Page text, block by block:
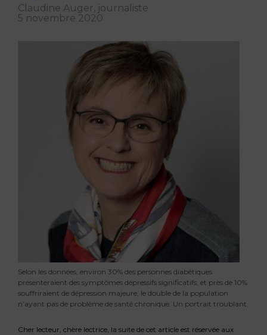
Claudine Auger, journaliste
5 novembre 2020
Selon les données, environ 30% des personnes diabétiques
présenteraient des symptômes dépressifs significatifs, et près de 10%
souffriraient de dépression majeure, le double de la population
n’ayant pas de problème de santé chronique. Un portrait troublant.
Cher lecteur, chère lectrice, la suite de cet article est réservée aux